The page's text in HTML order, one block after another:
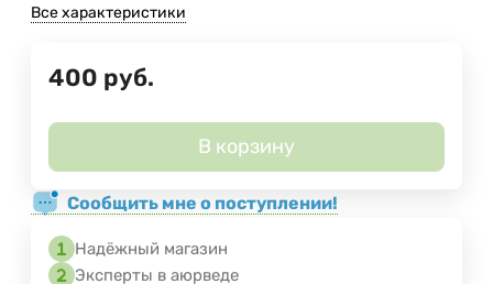
Все характеристики
400 руб.
В корзину
Сообщить мне о поступлении!
Надёжный магазин
Эксперты в аюрведе